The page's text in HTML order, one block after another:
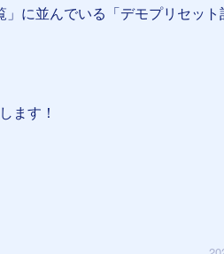
に並んでいる「デモプリセット
ます！